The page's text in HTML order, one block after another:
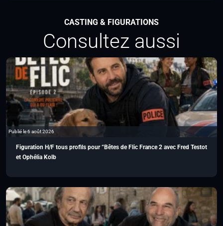
CASTING & FIGURATIONS
Consultez aussi
Publié le 6 août 2026
Figuration H/F tous profils pour “Bêtes de Flic France 2 avec Fred Testot
et Ophélia Kolb